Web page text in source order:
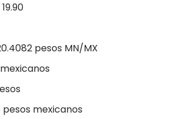
pesos MN/MX
mexicanos
pesos mexicanos